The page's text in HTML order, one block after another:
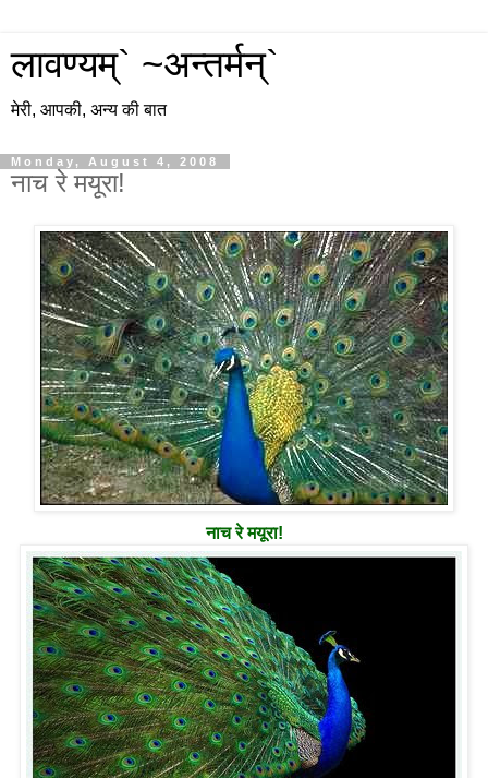
लावण्यम्` ~अन्तर्मन्`
मेरी, आपकी, अन्य की बात
Monday, August 4, 2008
नाच रे मयूरा!
नाच रे मयूरा!